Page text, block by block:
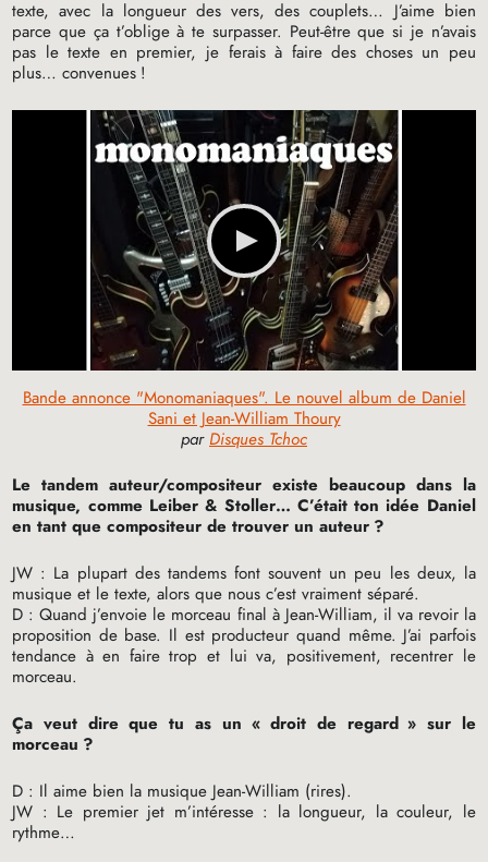
texte, avec la longueur des vers, des couplets… J’aime bien
parce que ça t’oblige à te surpasser. Peut-être que si je n’avais
pas le texte en premier, je ferais à faire des choses un peu
plus… convenues !
Bande annonce "Monomaniaques". Le nouvel album de Daniel
Sani et Jean-William Thoury
parDisques Tchoc
Le tandem auteur/compositeur existe beaucoup dans la
musique, comme Leiber & Stoller… C’était ton idée Daniel
en tant que compositeur de trouver un auteur ?
JW : La plupart des tandems font souvent un peu les deux, la
musique et le texte, alors que nous c’est vraiment séparé.
D : Quand j’envoie le morceau final à Jean-William, il va revoir la
proposition de base. Il est producteur quand même. J’ai parfois
tendance à en faire trop et lui va, positivement, recentrer le
morceau.
Ça veut dire que tu as un « droit de regard » sur le
morceau ?
D : Il aime bien la musique Jean-William (rires).
JW : Le premier jet m’intéresse : la longueur, la couleur, le
rythme…